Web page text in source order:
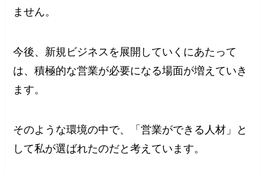
ません。
今後、新規ビジネスを展開していくにあたって
は、積極的な営業が必要になる場面が増えていき
ます。
そのような環境の中で、「営業ができる人材」と
して私が選ばれたのだと考えています。